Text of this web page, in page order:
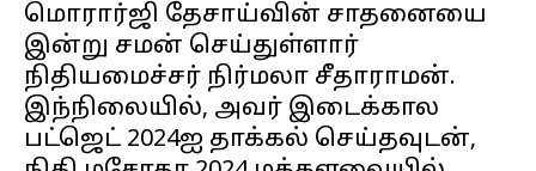
மொரார்ஜி தேசாய்வின் சாதனையை
இன்று சமன் செய்துள்ளார்
நிதியமைச்சர் நிர்மலா சீதாராமன்.
இந்நிலையில், அவர் இடைக்கால
பட்ஜெட் 2024ஐ தாக்கல் செய்தவுடன்,